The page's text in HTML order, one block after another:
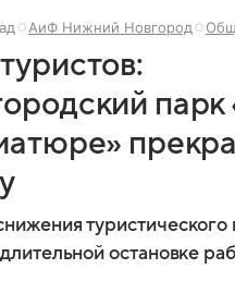
АиФ Нижний Новгород
парк
туристического
остановке